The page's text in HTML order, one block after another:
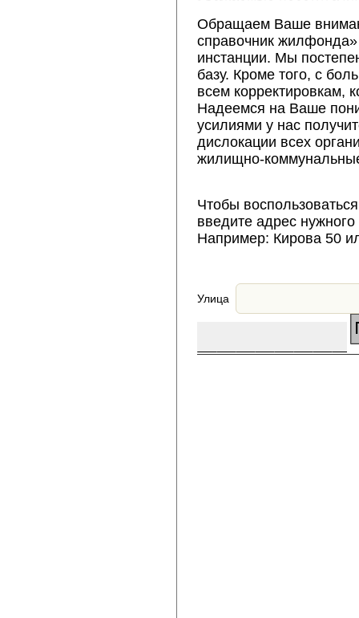
Обращаем Ваше
справочник
инстанции. Мы
базу. Кроме того, с
всем корректировкам,
Надеемся на Ваше
усилиями у нас
дислокации всех
жилищно-
Чтобы
введите адрес
Например: Кирова 50
Улица